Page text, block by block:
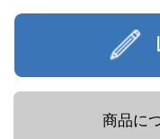
商品に